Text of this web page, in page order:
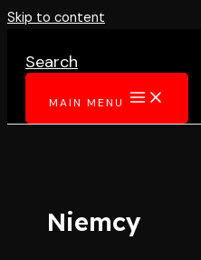
Skip to content
Search
MAIN MENU
Niemcy